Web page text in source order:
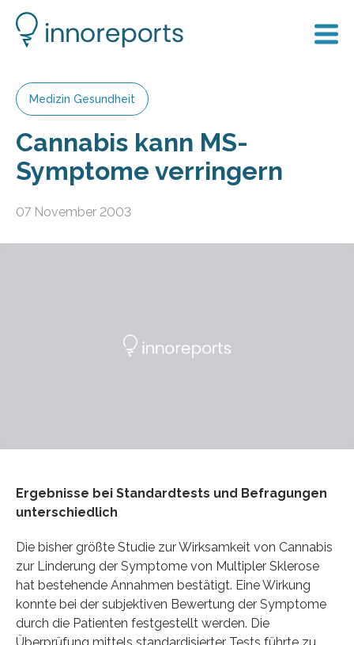
Medizin Gesundheit
Cannabis kann MS-
Symptome verringern
07 November 2003
Ergebnisse bei Standardtests und Befragungen
unterschiedlich
Die bisher größte Studie zur Wirksamkeit von Cannabis
zur Linderung der Symptome von Multipler Sklerose
hat bestehende Annahmen bestätigt. Eine Wirkung
konnte bei der subjektiven Bewertung der Symptome
durch die Patienten festgestellt werden. Die
Überprüfung mittels standardisierter Tests führte zu